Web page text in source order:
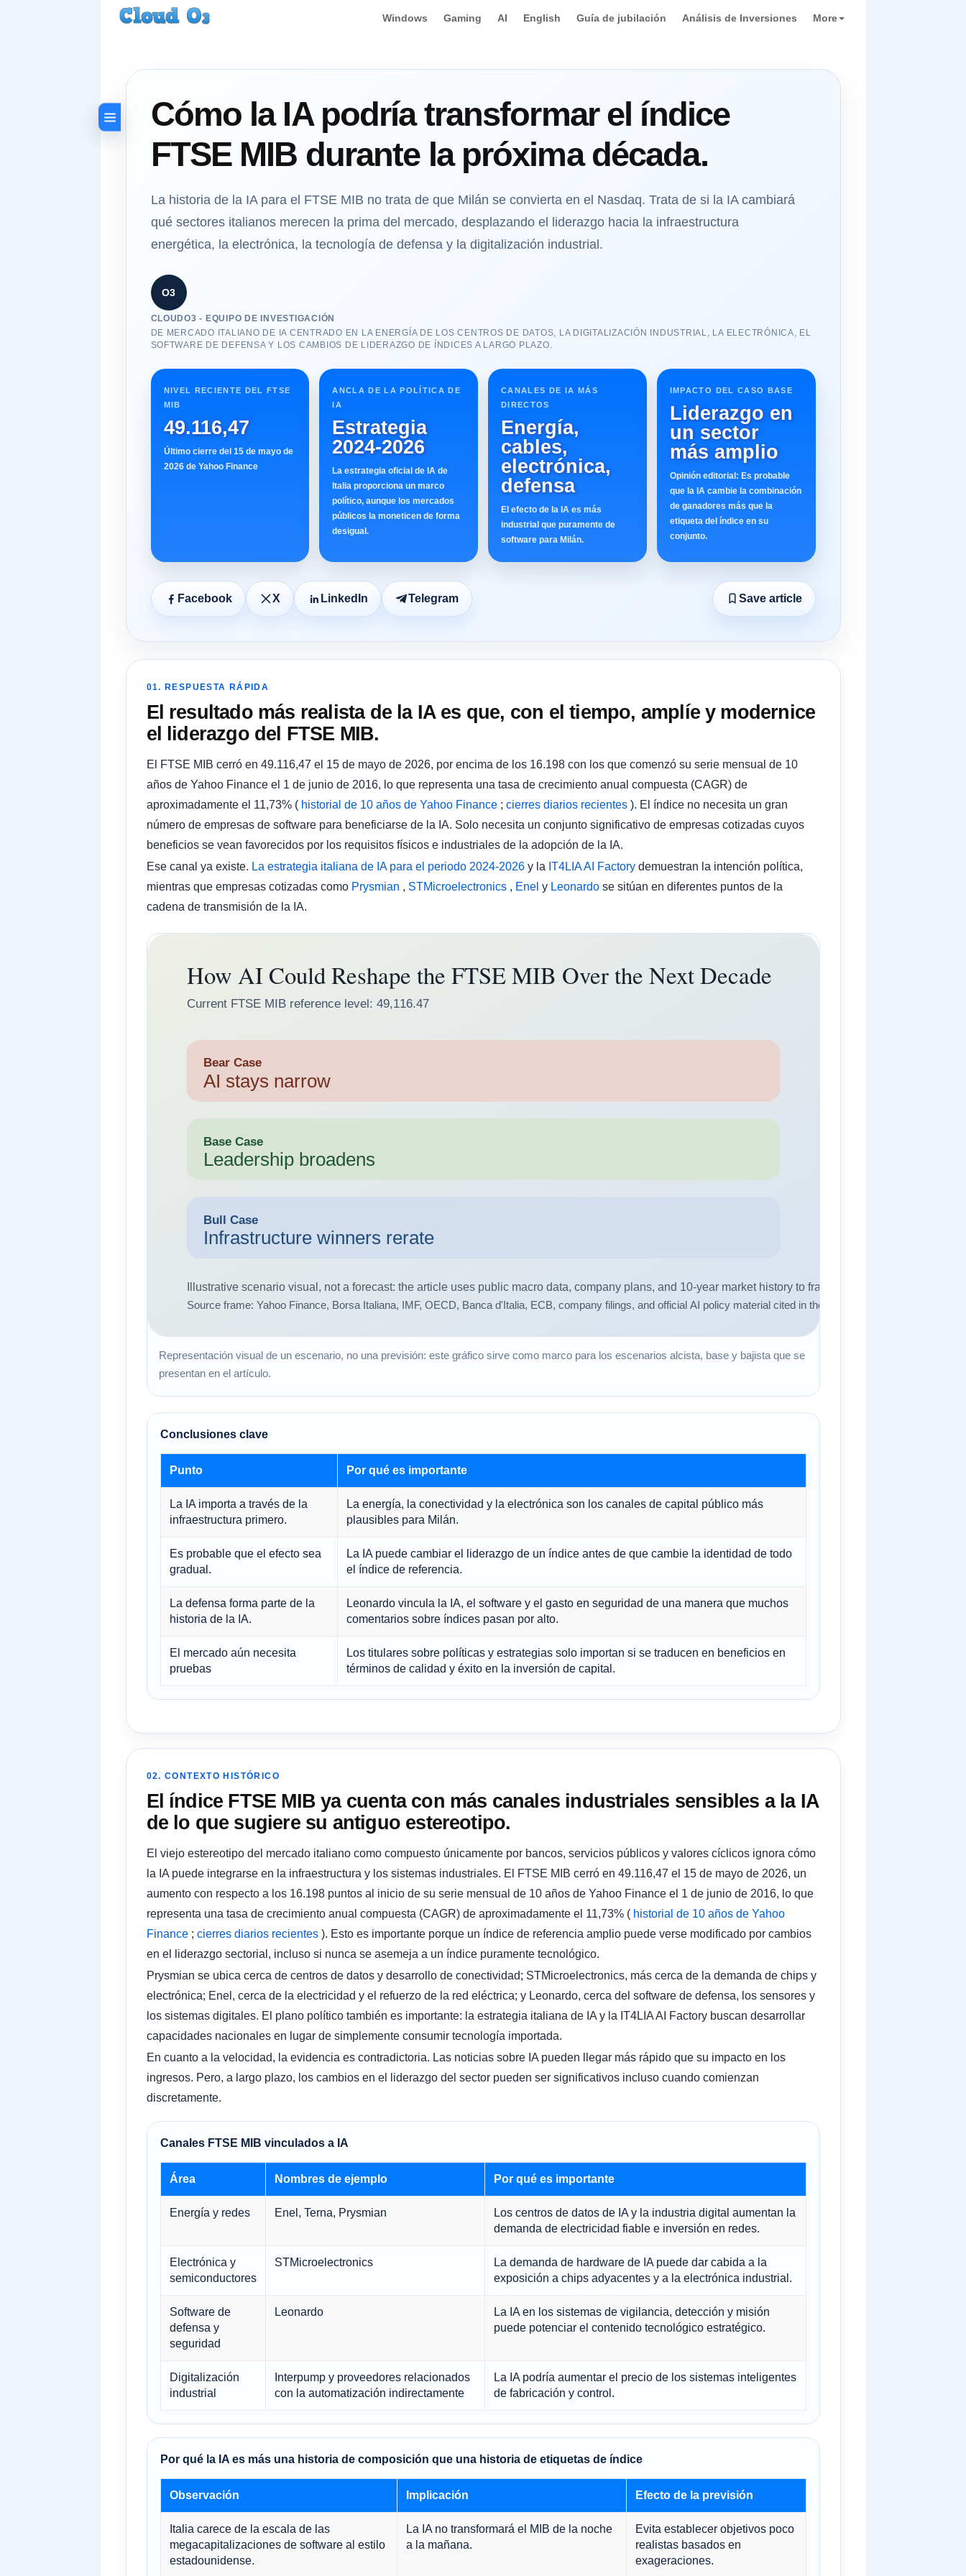
Windows Gaming AI English Guía de jubilación Análisis de Inversiones More
Cómo la IA podría transformar el índice
FTSE MIB durante la próxima década.
La historia de la IA para el FTSE MIB no trata de que Milán se convierta en el Nasdaq. Trata de si la IA cambiará
qué sectores italianos merecen la prima del mercado, desplazando el liderazgo hacia la infraestructura
energética, la electrónica, la tecnología de defensa y la digitalización industrial.
O3
CLOUDO3 - EQUIPO DE INVESTIGACIÓN
DE MERCADO ITALIANO DE IA CENTRADO EN LA ENERGÍA DE LOS CENTROS DE DATOS, LA DIGITALIZACIÓN INDUSTRIAL, LA ELECTRÓNICA, EL
SOFTWARE DE DEFENSA Y LOS CAMBIOS DE LIDERAZGO DE ÍNDICES A LARGO PLAZO.
NIVEL RECIENTE DEL FTSE
MIB
49.116,47
Último cierre del 15 de mayo de
2026 de Yahoo Finance
ANCLA DE LA POLÍTICA DE
IA
Estrategia
2024-2026
La estrategia oficial de IA de
Italia proporciona un marco
político, aunque los mercados
públicos la moneticen de forma
desigual.
CANALES DE IA MÁS
DIRECTOS
Energía,
cables,
electrónica,
defensa
El efecto de la IA es más
industrial que puramente de
software para Milán.
IMPACTO DEL CASO BASE
Liderazgo en
un sector
más amplio
Opinión editorial: Es probable
que la IA cambie la combinación
de ganadores más que la
etiqueta del índice en su
conjunto.
Facebook X LinkedIn Telegram Save article
01. RESPUESTA RÁPIDA
El resultado más realista de la IA es que, con el tiempo, amplíe y modernice
el liderazgo del FTSE MIB.
El FTSE MIB cerró en 49.116,47 el 15 de mayo de 2026, por encima de los 16.198 con los que comenzó su serie mensual de 10
años de Yahoo Finance el 1 de junio de 2016, lo que representa una tasa de crecimiento anual compuesta (CAGR) de
aproximadamente el 11,73% ( historial de 10 años de Yahoo Finance; cierres diarios recientes). El índice no necesita un gran
número de empresas de software para beneficiarse de la IA. Solo necesita un conjunto significativo de empresas cotizadas cuyos
beneficios se vean favorecidos por los requisitos físicos e industriales de la adopción de la IA.
Ese canal ya existe. La estrategia italiana de IA para el periodo 2024-2026y la IT4LIA AI Factorydemuestran la intención política,
mientras que empresas cotizadas como Prysmian , STMicroelectronics, Enel y Leonardose sitúan en diferentes puntos de la
cadena de transmisión de la IA.
Representación visual de un escenario, no una previsión: este gráfico sirve como marco para los escenarios alcista, base y bajista que se
presentan en el artículo.
Conclusiones clave
Punto Por qué es importante
La IA importa a través de la
infraestructura primero.
La energía, la conectividad y la electrónica son los canales de capital público más
plausibles para Milán.
Es probable que el efecto sea
gradual.
La IA puede cambiar el liderazgo de un índice antes de que cambie la identidad de todo
el índice de referencia.
La defensa forma parte de la
historia de la IA.
Leonardo vincula la IA, el software y el gasto en seguridad de una manera que muchos
comentarios sobre índices pasan por alto.
El mercado aún necesita
pruebas
Los titulares sobre políticas y estrategias solo importan si se traducen en beneficios en
términos de calidad y éxito en la inversión de capital.
02. CONTEXTO HISTÓRICO
El índice FTSE MIB ya cuenta con más canales industriales sensibles a la IA
de lo que sugiere su antiguo estereotipo.
El viejo estereotipo del mercado italiano como compuesto únicamente por bancos, servicios públicos y valores cíclicos ignora cómo
la IA puede integrarse en la infraestructura y los sistemas industriales. El FTSE MIB cerró en 49.116,47 el 15 de mayo de 2026, un
aumento con respecto a los 16.198 puntos al inicio de su serie mensual de 10 años de Yahoo Finance el 1 de junio de 2016, lo que
representa una tasa de crecimiento anual compuesta (CAGR) de aproximadamente el 11,73% ( historial de 10 años de Yahoo
Finance; cierres diarios recientes). Esto es importante porque un índice de referencia amplio puede verse modificado por cambios
en el liderazgo sectorial, incluso si nunca se asemeja a un índice puramente tecnológico.
Prysmian se ubica cerca de centros de datos y desarrollo de conectividad; STMicroelectronics, más cerca de la demanda de chips y
electrónica; Enel, cerca de la electricidad y el refuerzo de la red eléctrica; y Leonardo, cerca del software de defensa, los sensores y
los sistemas digitales. El plano político también es importante: la estrategia italiana de IA y la IT4LIA AI Factory buscan desarrollar
capacidades nacionales en lugar de simplemente consumir tecnología importada.
En cuanto a la velocidad, la evidencia es contradictoria. Las noticias sobre IA pueden llegar más rápido que su impacto en los
ingresos. Pero, a largo plazo, los cambios en el liderazgo del sector pueden ser significativos incluso cuando comienzan
discretamente.
Canales FTSE MIB vinculados a IA
Área Nombres de ejemplo Por qué es importante
Energía y redes Enel, Terna, Prysmian
Los centros de datos de IA y la industria digital aumentan la
demanda de electricidad fiable e inversión en redes.
Electrónica y
semiconductores
STMicroelectronics
La demanda de hardware de IA puede dar cabida a la
exposición a chips adyacentes y a la electrónica industrial.
Software de
defensa y
seguridad
Leonardo
La IA en los sistemas de vigilancia, detección y misión
puede potenciar el contenido tecnológico estratégico.
Digitalización
industrial
Interpump y proveedores relacionados
con la automatización indirectamente
La IA podría aumentar el precio de los sistemas inteligentes
de fabricación y control.
Por qué la IA es más una historia de composición que una historia de etiquetas de índice
Observación Implicación Efecto de la previsión
Italia carece de la escala de las
megacapitalizaciones de software al estilo
estadounidense.
La IA no transformará el MIB de la noche
a la mañana.
Evita establecer objetivos poco
realistas basados ​​en
exageraciones.